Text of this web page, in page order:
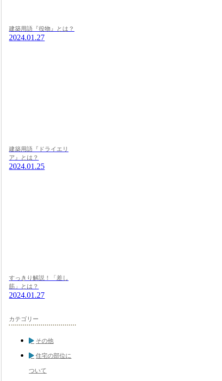
建築用語『役物』とは？
2024.01.27
建築用語『ドライエリ
ア』とは？
2024.01.25
すっきり解説！「差し
筋」とは？
2024.01.27
カテゴリー
その他
住宅の部位に
ついて